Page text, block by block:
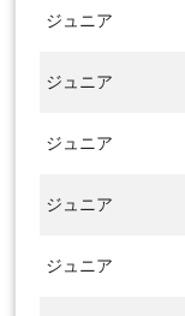
ジュニア
ジュニア
ジュニア
ジュニア
ジュニア